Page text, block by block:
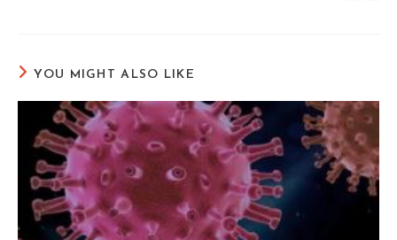
YOU MIGHT ALSO LIKE